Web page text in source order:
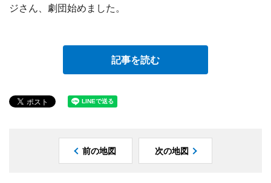
ジさん、劇団始めました。
記事を読む
前の地図 次の地図